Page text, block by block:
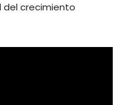
crecimiento